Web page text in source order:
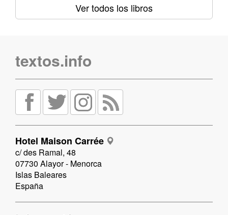
Ver todos los libros
textos.info
Hotel Maison Carrée
c/ des Ramal, 48
07730 Alayor - Menorca
Islas Baleares
España